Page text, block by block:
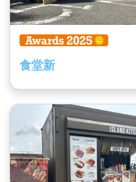
食堂新